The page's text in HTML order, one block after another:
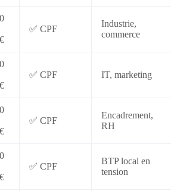
✅ CPF
Industrie,
commerce
✅ CPF IT, marketing
✅ CPF
Encadrement,
RH
✅ CPF
BTP local en
tension